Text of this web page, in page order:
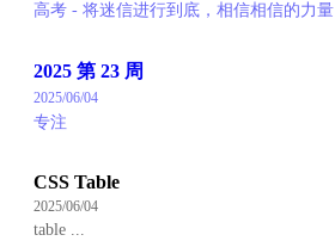
高考 - 将迷信进行到底，相信相信的力量
2025 第 23 周
2025/06/04
专注
CSS Table
2025/06/04
table ...